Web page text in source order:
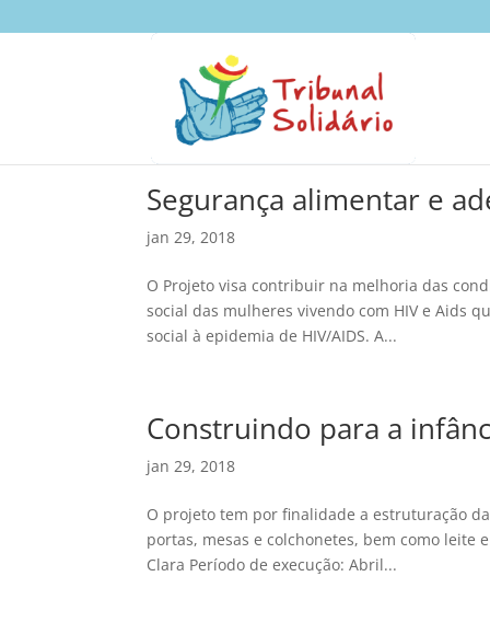
Segurança alimentar e
jan 29, 2018
O Projeto visa contribuir na melhoria das
social das mulheres vivendo com HIV e Aids
social à epidemia de HIV/AIDS. A...
Construindo para a
jan 29, 2018
O projeto tem por finalidade a estruturação
portas, mesas e colchonetes, bem como
Clara Período de execução: Abril...